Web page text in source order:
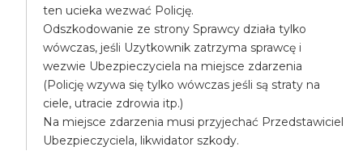
ten ucieka wezwać Policję.
Odszkodowanie ze strony Sprawcy działa tylko
wówczas, jeśli Uzytkownik zatrzyma sprawcę i
wezwie Ubezpieczyciela na miejsce zdarzenia
(Policję wzywa się tylko wówczas jeśli są straty na
ciele, utracie zdrowia itp.)
Na miejsce zdarzenia musi przyjechać Przedstawiciel
Ubezpieczyciela, likwidator szkody.